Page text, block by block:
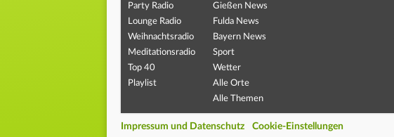
Party Radio
Lounge Radio
Weihnachtsradio
Meditationsradio
Top 40
Playlist
Gießen News
Fulda News
Bayern News
Sport
Wetter
Alle Orte
Alle Themen
Impressum und Datenschutz Cookie-Einstellungen